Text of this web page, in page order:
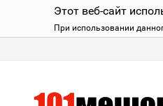
Этот веб-сайт
При использовании